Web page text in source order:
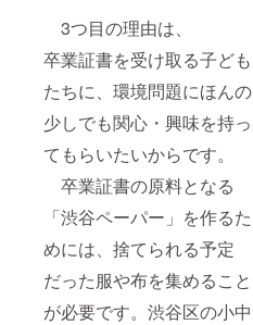
3つ目の理由は、
卒業証書を受け取る子ども
たちに、環境問題にほんの
少しでも関心・興味を持っ
てもらいたいからです。
卒業証書の原料となる
「渋谷ペーパー」を作るた
めには、捨てられる予定
だった服や布を集めること
が必要です。渋谷区の小中